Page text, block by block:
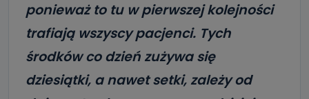
ponieważ to tu w pierwszej kolejności
trafiają wszyscy pacjenci. Tych
środków co dzień zużywa się
dziesiątki, a nawet setki, zależy od